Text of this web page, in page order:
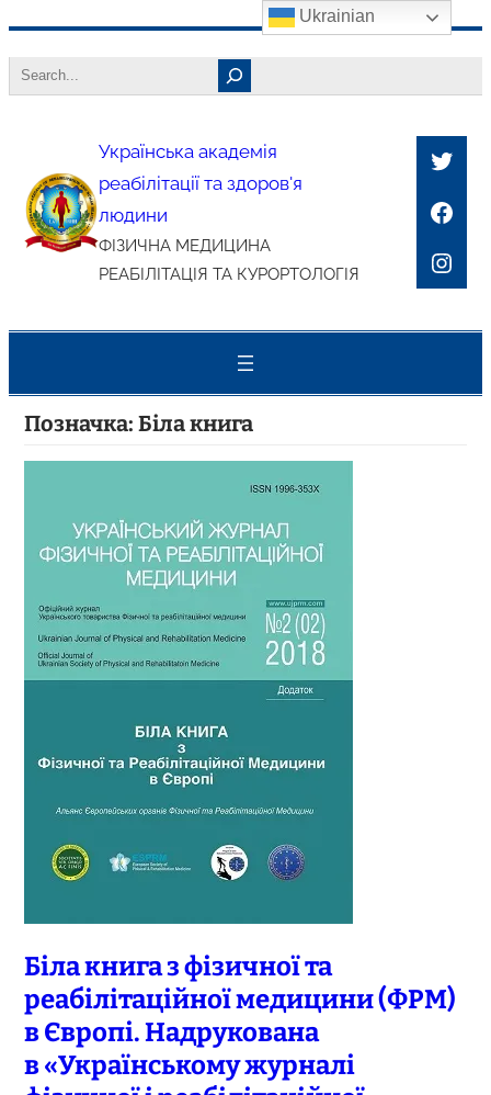
до
Search
Українська академія
реабілітації та здоров'я
людини
ФІЗИЧНА МЕДИЦИНА
РЕАБІЛІТАЦІЯ ТА КУРОРТОЛОГІЯ
Позначка: Біла книга
Біла книга з фізичної та
реабілітаційної медицини (ФРМ)
в Європі. Надрукована
в «Українському журналі
Ukrainian